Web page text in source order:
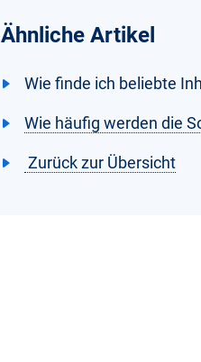
Ähnliche Artikel
Wie finde ich beliebte
Wie häufig werden die
Zurück zur Übersicht